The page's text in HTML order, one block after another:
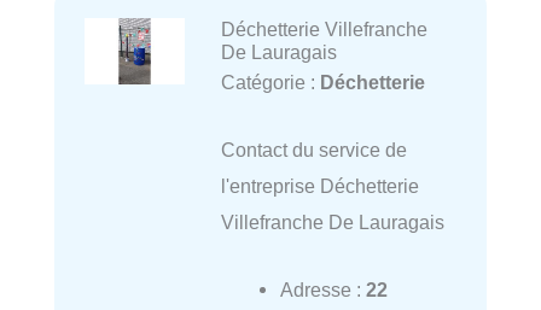
Déchetterie Villefranche
De Lauragais
Catégorie : Déchetterie
Contact du service de
l'entreprise Déchetterie
Villefranche De Lauragais
Adresse : 22